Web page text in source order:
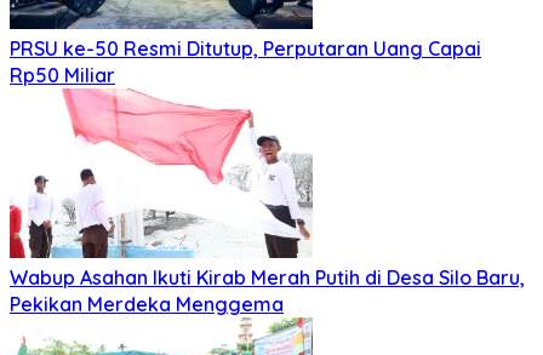
PRSU ke-50 Resmi Ditutup, Perputaran Uang Capai
Rp50 Miliar
Wabup Asahan Ikuti Kirab Merah Putih di Desa Silo Baru,
Pekikan Merdeka Menggema